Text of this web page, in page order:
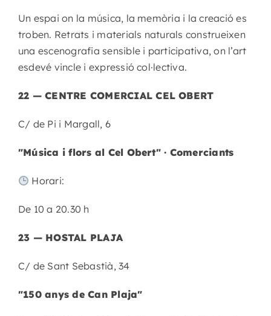
Un espai on la música, la memòria i la creació es
troben. Retrats i materials naturals construeixen
una escenografia sensible i participativa, on l’art
esdevé vincle i expressió col·lectiva.
22 — CENTRE COMERCIAL CEL OBERT
C/ de Pi i Margall, 6
"Música i flors al Cel Obert" · Comerciants
Horari:
De 10 a 20.30 h
23 — HOSTAL PLAJA
C/ de Sant Sebastià, 34
"150 anys de Can Plaja"